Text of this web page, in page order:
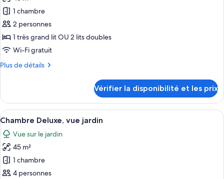
Bedroom
Suite
Golf
Course
View
pour
ce
type
de
chambre :
Superior
View
1 chambre
2 personnes
1 très grand lit OU 2 lits doubles
Wi-Fi gratuit
Plus de détails
Plus
le
type
de
chambre
Superior
Deluxe
Garden
View
Vérifier la disponibilité et les prix
Afficher
toutes
les
photos
pour
ce
Une chambre d’hôtel équipée d’un
5
Chambre Deluxe, vue jardin
Vue sur le jardin
45 m²
1 chambre
4 personnes